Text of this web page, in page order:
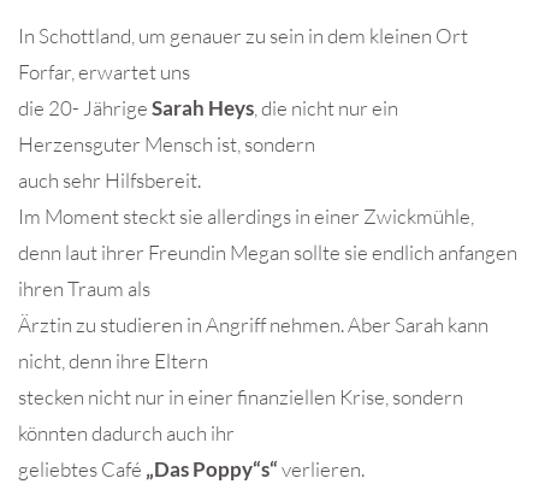
In Schottland, um genauer zu sein in dem kleinen Ort
Forfar, erwartet uns
die 20- JährigeSarah Heys, die nicht nur ein
Herzensguter Mensch ist, sondern
auch sehr Hilfsbereit.
Im Moment steckt sie allerdings in einer Zwickmühle,
denn laut ihrer Freundin Megan sollte sie endlich anfangen
ihren Traum als
Ärztin zu studieren in Angriff nehmen. Aber Sarah kann
nicht, denn ihre Eltern
stecken nicht nur in einer finanziellen Krise, sondern
könnten dadurch auch ihr
geliebtes Café „Das Poppy“s“verlieren.